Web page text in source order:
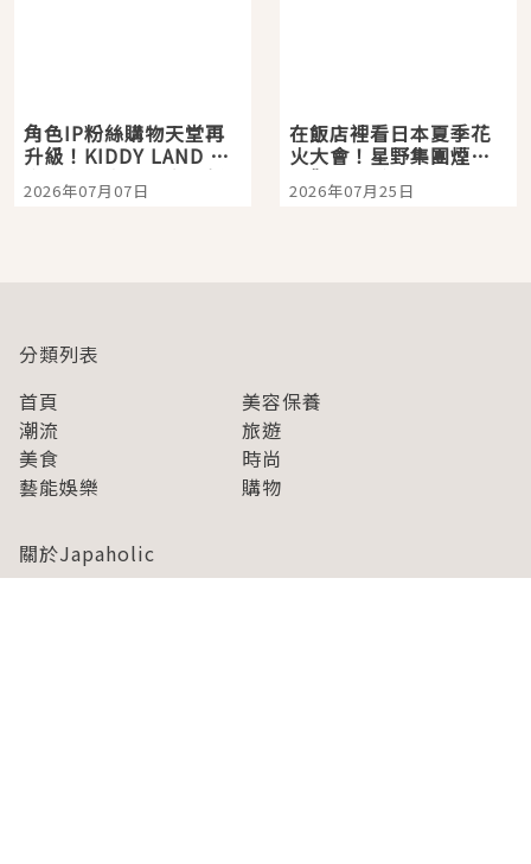
角色IP粉絲購物天堂再
升級！KIDDY LAND 原
宿店吉伊卡哇迎客，新
開幕 OMOKADO 店3分
2026年07月07日
在飯店裡看日本夏季花
火大會！星野集團煙火
景觀飯店6選，讓你不用
人擠人悠閒欣賞
2026年07月25日
分類列表
首頁
美容保養
潮流
旅遊
美食
時尚
藝能娛樂
購物
關於Japaholic